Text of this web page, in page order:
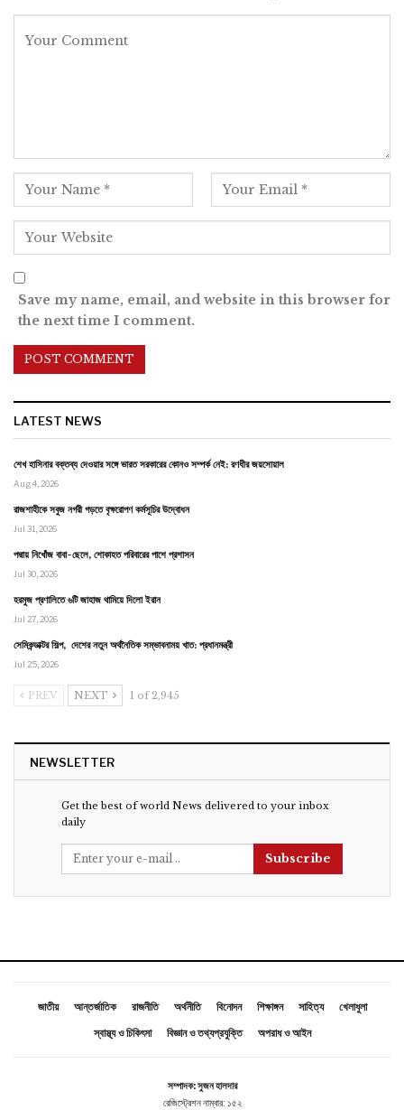
Save my name, email, and website in this browser for
the next time I comment.
LATEST NEWS
শেখ হাসিনার বক্তব্য দেওয়ার সঙ্গে ভারত সরকারের কোনও সম্পর্ক নেই: রণধীর জয়সোয়াল
Aug 4, 2026
রাজশাহীকে সবুজ নগরী গড়তে বৃক্ষরোপণ কর্মসূচির উদ্বোধন
Jul 31, 2026
পদ্মায় নিখোঁজ বাবা-ছেলে, শোকাহত পরিবারের পাশে প্রশাসন
Jul 30, 2026
হরমুজ প্রণালিতে ৬টি জাহাজ থামিয়ে দিলো ইরান
Jul 27, 2026
সেমিকন্ডাক্টর শিল্প, দেশের নতুন অর্থনৈতিক সম্ভাবনাময় খাত: প্রধানমন্ত্রী
Jul 25, 2026
PREV NEXT 1 of 2,945
NEWSLETTER
Get the best of world News delivered to your inbox
daily
Subscribe
জাতীয় আন্তর্জাতিক রাজনীতি অর্থনীতি বিনোদন শিক্ষাঙ্গন সাহিত্য
খেলাধুলা
স্বাস্থ্য ও চিকিৎসা
বিজ্ঞান ও তথ্যপ্রযুক্তি অপরাধ ও আইন
সম্পাদক: সুজন হালদার
রেজিস্ট্রেশন নাম্বার: ১৫২